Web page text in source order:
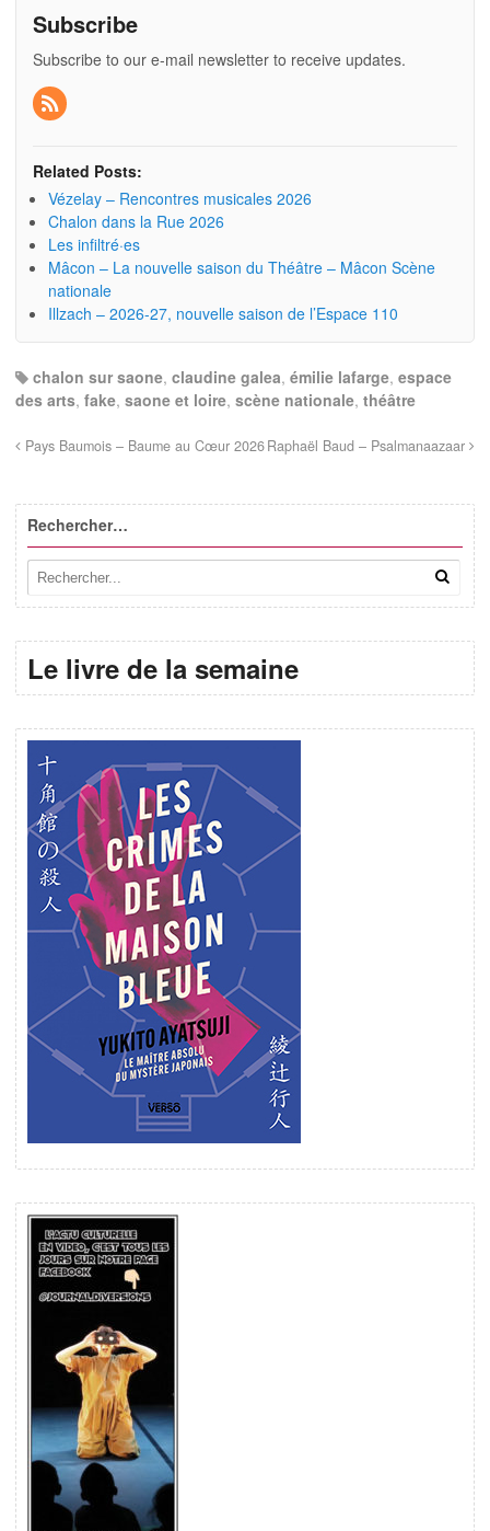
Subscribe
Subscribe to our e-mail newsletter to receive updates.
Related Posts:
Vézelay – Rencontres musicales 2026
Chalon dans la Rue 2026
Les infiltré·es
Mâcon – La nouvelle saison du Théâtre – Mâcon Scène
nationale
Illzach – 2026-27, nouvelle saison de l’Espace 110
chalon sur saone, claudine galea, émilie lafarge, espace
des arts, fake, saone et loire, scène nationale, théâtre
Pays Baumois – Baume au Cœur 2026Raphaël Baud – Psalmanaazaar
Rechercher…
Le livre de la semaine